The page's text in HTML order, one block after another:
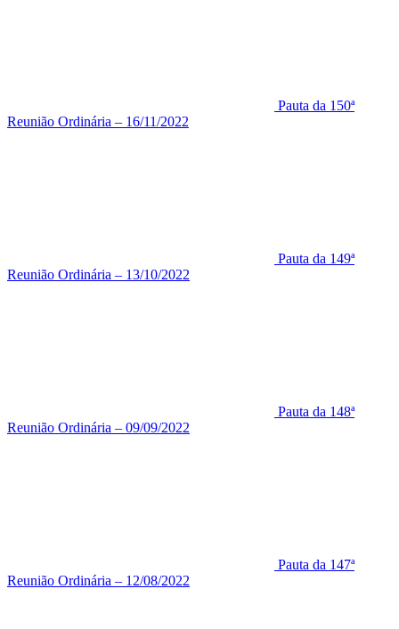
Pauta da 150ª
Reunião Ordinária – 16/11/2022
Pauta da 149ª
Reunião Ordinária – 13/10/2022
Pauta da 148ª
Reunião Ordinária – 09/09/2022
Pauta da 147ª
Reunião Ordinária – 12/08/2022